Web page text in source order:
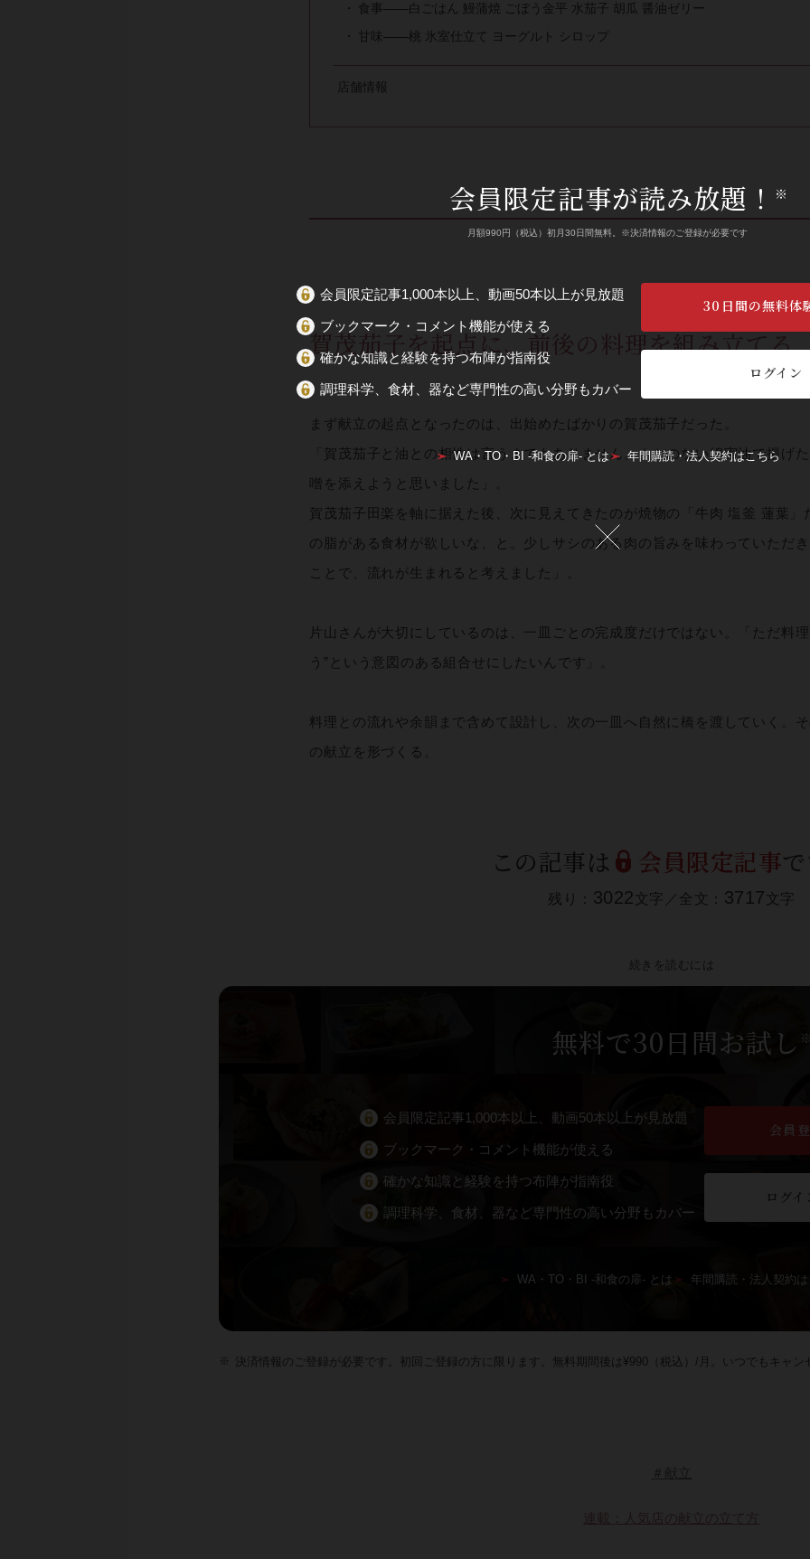
食事——白ごはん 鰻蒲焼 ごぼう金平 水茄子 胡瓜 醤油ゼリー
甘味——桃 氷室仕立て ヨーグルト シロップ
店舗情報
賀茂茄子を起点に、前後の料理を組み立てる
まず献立の起点となったのは、出始めたばかりの賀茂茄子だった。
「賀茂茄子と油との相性は言うまでもありません。クセのない綿実油で揚げ
噌を添えようと思いました」。
賀茂茄子田楽を軸に据えた後、次に見えてきたのが焼物の「牛肉 塩釜 蓮葉
の脂がある食材が欲しいな、と。少しサシのある肉の旨みを味わっていただ
ことで、流れが生まれると考えました」。
片山さんが大切にしているのは、一皿ごとの完成度だけではない。「ただ料
う”という意図のある組合せにしたいんです」。
料理との流れや余韻まで含めて設計し、次の一皿へ自然に橋を渡していく。
の献立を形づくる。
この記事は 会員限定記事
残り： 3022 文字／全文： 3717 文字
続きを読むには
無料で30日間お試し
会員限定記事1,000本以上、動画50本以上が見放題
ブックマーク・コメント機能が使える
確かな知識と経験を持つ布陣が指南役
調理科学、食材、器など専門性の高い分野もカバー
会員
ログ
WA・TO・BI -和食の扉- とは 年間購読・法人契約
決済情報のご登録が必要です。初回ご登録の方に限ります。無料期間後は¥990（税込）/月。いつでもキャン
連載：人気店の献立の立て方
会員限定記事が読み放題！ ※
月額990円（税込）初月30日間無料。※決済情報のご登録が必要です
会員限定記事1,000本以上、動画50本以上が見放題
ブックマーク・コメント機能が使える
確かな知識と経験を持つ布陣が指南役
調理科学、食材、器など専門性の高い分野もカバー
30日間の無料体
ログイン
WA・TO・BI -和食の扉- とは 年間購読・法人契約はこちら